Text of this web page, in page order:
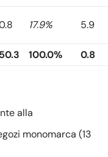
17.9% 5.9
100.0% 0.8
alla
monomarca (13